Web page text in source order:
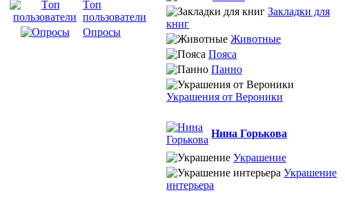
Tоп
пользователи
Опросы
Закладки для
книг
Животные
Пояса
Панно
Украшения от Вероники
Нина Горькова
Украшение
Украшение
интерьера